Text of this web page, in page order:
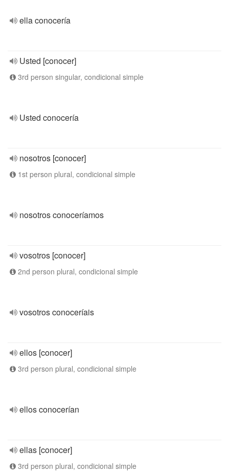
ella conocería
Usted [conocer]
3rd person singular, condicional simple
Usted conocería
nosotros [conocer]
1st person plural, condicional simple
nosotros conoceríamos
vosotros [conocer]
2nd person plural, condicional simple
vosotros conoceríais
ellos [conocer]
3rd person plural, condicional simple
ellos conocerían
ellas [conocer]
3rd person plural, condicional simple